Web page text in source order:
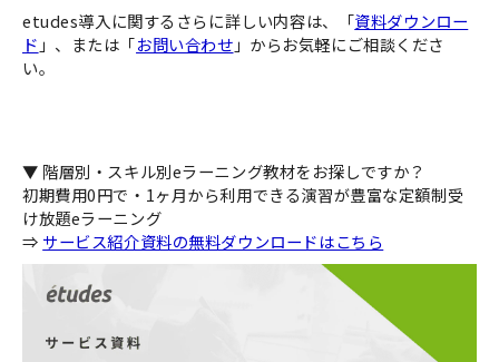
etudes導入に関するさらに詳しい内容は、「資料ダウンロー
ド 」、または「お問い合わせ 」からお気軽にご相談くださ
い。
▼ 階層別・スキル別eラーニング教材をお探しですか？
初期費用0円で・1ヶ月から利用できる演習が豊富な定額制受
け放題eラーニング
⇒ サービス紹介資料の無料ダウンロードはこちら